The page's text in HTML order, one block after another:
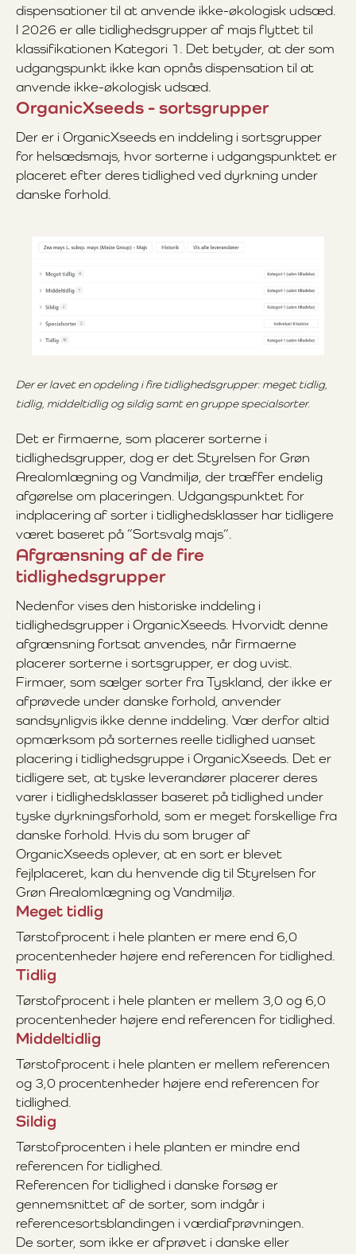
dispensationer til at anvende ikke-økologisk udsæd.
I 2026 er alle tidlighedsgrupper af majs flyttet til
klassifikationen Kategori 1. Det betyder, at der som
udgangspunkt ikke kan opnås dispensation til at
anvende ikke-økologisk udsæd.
OrganicXseeds - sortsgrupper
Der er i OrganicXseeds en inddeling i sortsgrupper
for helsædsmajs, hvor sorterne i udgangspunktet er
placeret efter deres tidlighed ved dyrkning under
danske forhold.
Der er lavet en opdeling i fire tidlighedsgrupper: meget tidlig,
tidlig, middeltidlig og sildig samt en gruppe specialsorter.
Det er firmaerne, som placerer sorterne i
tidlighedsgrupper, dog er det Styrelsen for Grøn
Arealomlægning og Vandmiljø, der træffer endelig
afgørelse om placeringen. Udgangspunktet for
indplacering af sorter i tidlighedsklasser har tidligere
været baseret på ”Sortsvalg majs”.
Afgrænsning af de fire
tidlighedsgrupper
Nedenfor vises den historiske inddeling i
tidlighedsgrupper i OrganicXseeds. Hvorvidt denne
afgrænsning fortsat anvendes, når firmaerne
placerer sorterne i sortsgrupper, er dog uvist.
Firmaer, som sælger sorter fra Tyskland, der ikke er
afprøvede under danske forhold, anvender
sandsynligvis ikke denne inddeling. Vær derfor altid
opmærksom på sorternes reelle tidlighed uanset
placering i tidlighedsgruppe i OrganicXseeds. Det er
tidligere set, at tyske leverandører placerer deres
varer i tidlighedsklasser baseret på tidlighed under
tyske dyrkningsforhold, som er meget forskellige fra
danske forhold. Hvis du som bruger af
OrganicXseeds oplever, at en sort er blevet
fejlplaceret, kan du henvende dig til Styrelsen for
Grøn Arealomlægning og Vandmiljø.
Meget tidlig
Tørstofprocent i hele planten er mere end 6,0
procentenheder højere end referencen for tidlighed.
Tidlig
Tørstofprocent i hele planten er mellem 3,0 og 6,0
procentenheder højere end referencen for tidlighed.
Middeltidlig
Tørstofprocent i hele planten er mellem referencen
og 3,0 procentenheder højere end referencen for
tidlighed.
Sildig
Tørstofprocenten i hele planten er mindre end
referencen for tidlighed.
Referencen for tidlighed i danske forsøg er
gennemsnittet af de sorter, som indgår i
referencesortsblandingen i værdiafprøvningen.
De sorter, som ikke er afprøvet i danske eller